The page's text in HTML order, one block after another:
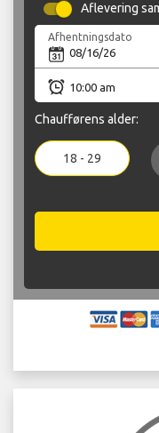
Aflevering
Afhentningsdato
Chaufførens alder:
18 - 29